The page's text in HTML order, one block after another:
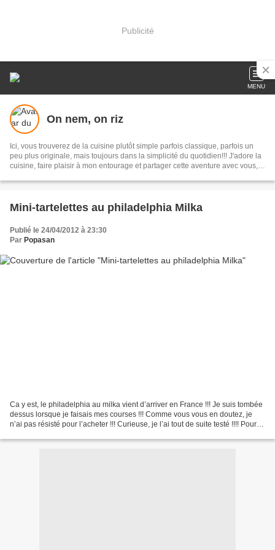
Publicité
MENU
On nem, on riz
Ici, vous trouverez de la cuisine plutôt simple parfois classique, parfois un
peu plus originale, mais toujours dans la simplicité du quotidien!!! J'adore la
cuisine, faire plaisir à mon entourage et partager cette aventure avec vous,
Mini-tartelettes au philadelphia Milka
Publié le 24/04/2012 à 23:30
Par Popasan
Ca y est, le philadelphia au milka vient d’arriver en France !!! Je suis tombée
dessus lorsque je faisais mes courses !!! Comme vous vous en doutez, je
n’ai pas résisté pour l’acheter !!! Curieuse, je l’ai tout de suite testé !!!! Pour